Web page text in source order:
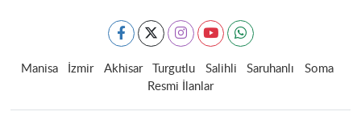
Manisa İzmir Akhisar Turgutlu Salihli Saruhanlı
Soma
Resmi İlanlar